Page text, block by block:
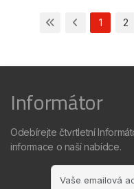
1 2
Informátor
Odebírejte čtvrtletní
informace o naší nabídce.